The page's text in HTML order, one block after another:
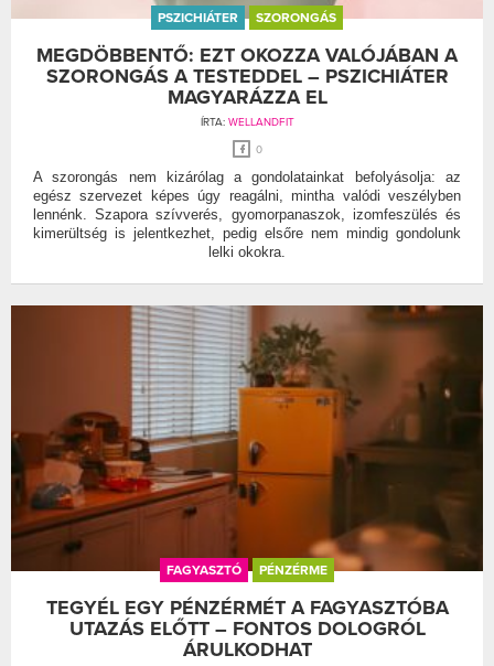
PSZICHIÁTER SZORONGÁS
MEGDÖBBENTŐ: EZT OKOZZA VALÓJÁBAN A
SZORONGÁS A TESTEDDEL – PSZICHIÁTER
MAGYARÁZZA EL
ÍRTA: WELLANDFIT
0
A szorongás nem kizárólag a gondolatainkat befolyásolja: az
egész szervezet képes úgy reagálni, mintha valódi veszélyben
lennénk. Szapora szívverés, gyomorpanaszok, izomfeszülés és
kimerültség is jelentkezhet, pedig elsőre nem mindig gondolunk
lelki okokra.
FAGYASZTÓ PÉNZÉRME
TEGYÉL EGY PÉNZÉRMÉT A FAGYASZTÓBA
UTAZÁS ELŐTT – FONTOS DOLOGRÓL
ÁRULKODHAT